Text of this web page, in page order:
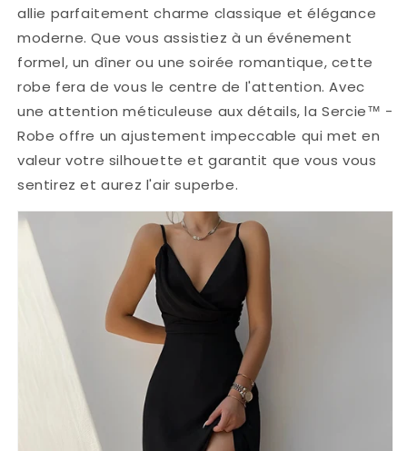
allie parfaitement charme classique et élégance
moderne. Que vous assistiez à un événement
formel, un dîner ou une soirée romantique, cette
robe fera de vous le centre de l'attention. Avec
une attention méticuleuse aux détails, la Sercie™ -
Robe offre un ajustement impeccable qui met en
valeur votre silhouette et garantit que vous vous
sentirez et aurez l'air superbe.